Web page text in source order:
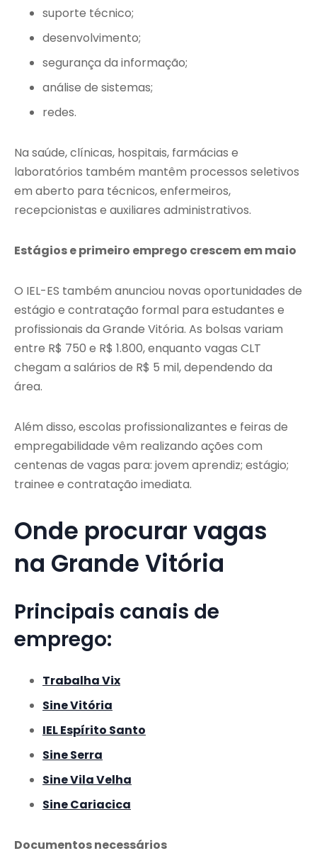
suporte técnico;
desenvolvimento;
segurança da informação;
análise de sistemas;
redes.
Na saúde, clínicas, hospitais, farmácias e
laboratórios também mantêm processos seletivos
em aberto para técnicos, enfermeiros,
recepcionistas e auxiliares administrativos.
Estágios e primeiro emprego crescem em maio
O IEL-ES também anunciou novas oportunidades de
estágio e contratação formal para estudantes e
profissionais da Grande Vitória. As bolsas variam
entre R$ 750 e R$ 1.800, enquanto vagas CLT
chegam a salários de R$ 5 mil, dependendo da
área.
Além disso, escolas profissionalizantes e feiras de
empregabilidade vêm realizando ações com
centenas de vagas para: jovem aprendiz; estágio;
trainee e contratação imediata.
Onde procurar vagas
na Grande Vitória
Principais canais de
emprego:
Trabalha Vix
Sine Vitória
IEL Espírito Santo
Sine Serra
Sine Vila Velha
Sine Cariacica
Documentos necessários